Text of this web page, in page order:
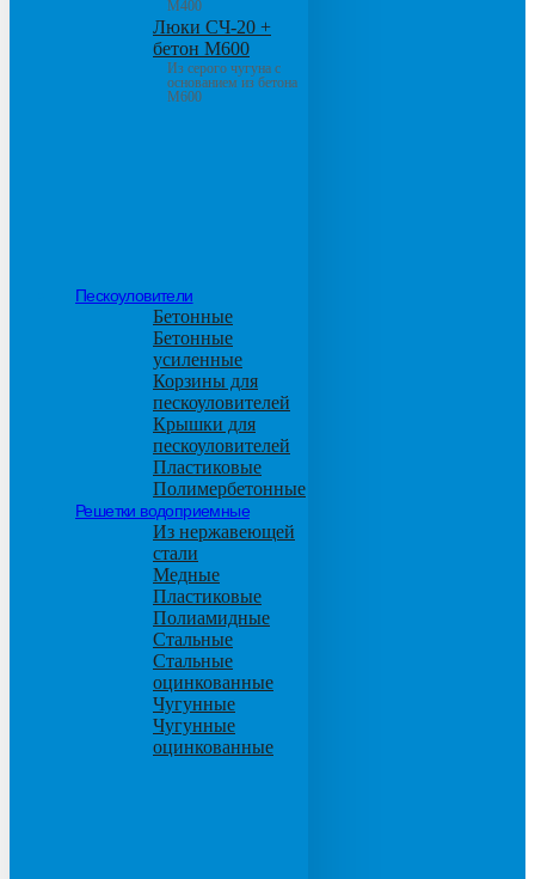
М400
Люки СЧ-20 +
бетон М600
Из серого чугуна с
основанием из бетона
М600
Пескоуловители
Бетонные
Бетонные
усиленные
Корзины для
пескоуловителей
Крышки для
пескоуловителей
Пластиковые
Полимербетонные
Решетки водоприемные
Из нержавеющей
стали
Медные
Пластиковые
Полиамидные
Стальные
Стальные
оцинкованные
Чугунные
Чугунные
оцинкованные